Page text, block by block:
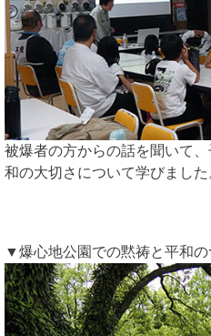
被爆者の方からの話を聞いて
和の大切さについて学びました
▼爆心地公園での黙祷と平和の